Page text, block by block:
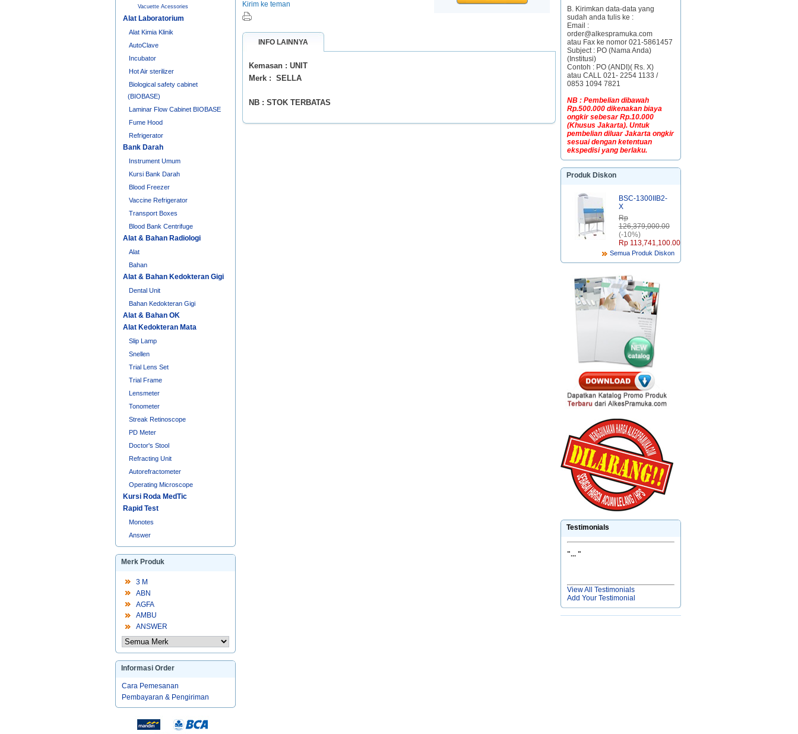
Vacuette Acessories
Alat Laboratorium
Alat Kimia Klinik
AutoClave
Incubator
Hot Air sterilizer
Biological safety cabinet
(BIOBASE)
Laminar Flow Cabinet BIOBASE
Fume Hood
Refrigerator
Bank Darah
Instrument Umum
Kursi Bank Darah
Blood Freezer
Vaccine Refrigerator
Transport Boxes
Blood Bank Centrifuge
Alat & Bahan Radiologi
Alat
Bahan
Alat & Bahan Kedokteran Gigi
Dental Unit
Bahan Kedokteran Gigi
Alat & Bahan OK
Alat Kedokteran Mata
Slip Lamp
Snellen
Trial Lens Set
Trial Frame
Lensmeter
Tonometer
Streak Retinoscope
PD Meter
Doctor's Stool
Refracting Unit
Autorefractometer
Operating Microscope
Kursi Roda MedTic
Rapid Test
Monotes
Answer
Merk Produk
3 M
ABN
AGFA
AMBU
ANSWER
Informasi Order
Cara Pemesanan
Pembayaran & Pengiriman
Kirim ke teman
INFO LAINNYA
Kemasan : UNIT
Merk : SELLA
NB : STOK TERBATAS
B. Kirimkan data-data yang
sudah anda tulis ke :
Email :
order@alkespramuka.com
atau Fax ke nomor 021-5861457
Subject : PO (Nama Anda)
(Institusi)
Contoh : PO (ANDI)( Rs. X)
atau CALL 021- 2254 1133 /
0853 1094 7821
NB : Pembelian dibawah
Rp.500.000 dikenakan biaya
ongkir sebesar Rp.10.000
(Khusus Jakarta). Untuk
pembelian diluar Jakarta ongkir
sesuai dengan ketentuan
ekspedisi yang berlaku.
Produk Diskon
BSC-1300IIB2-
X
Rp‎
126,379,000.00
(-10%)
Rp‎ 113,741,100.00
Semua Produk Diskon
Testimonials
"... "
View All Testimonials
Add Your Testimonial